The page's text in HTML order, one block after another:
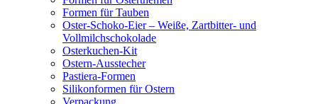
Formen für Tauben
Oster-Schoko-Eier – Weiße, Zartbitter- und
Vollmilchschokolade
Osterkuchen-Kit
Ostern-Ausstecher
Pastiera-Formen
Silikonformen für Ostern
Verpackung